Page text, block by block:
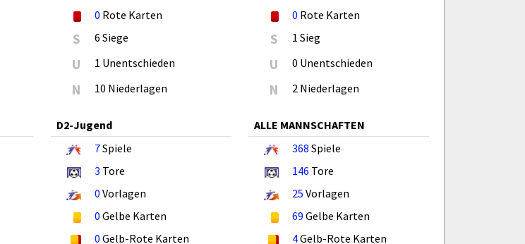
0 Rote Karten
S 6 Siege
U 1 Unentschieden
N 10 Niederlagen
0 Rote Karten
S 1 Sieg
U 0 Unentschieden
N 2 Niederlagen
D2-Jugend
7Spiele
3 Tore
0 Vorlagen
0 Gelbe Karten
0 Gelb-Rote Karten
ALLE MANNSCHAFTEN
368 Spiele
146 Tore
25 Vorlagen
69 Gelbe Karten
4Gelb-Rote Karten